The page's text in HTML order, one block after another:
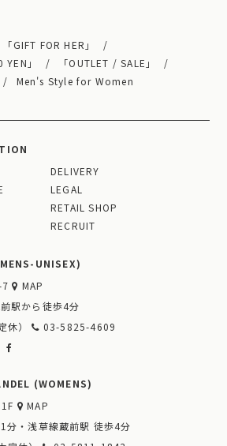
「GIFT FOR HER」
」
「OUTLET / SALE」
Men's Style for Women
DELIVERY
LEGAL
RETAIL SHOP
RECRUIT
UNISEX)
7
MAP
駅から徒歩4分
休）
03-5825-4609
(WOMENS)
MAP
分・浅草線蔵前駅 徒歩4分